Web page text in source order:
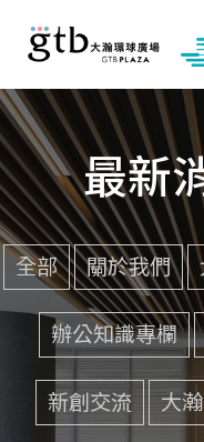
最新
全部 關於我們
辦公知識專欄
新創交流 大